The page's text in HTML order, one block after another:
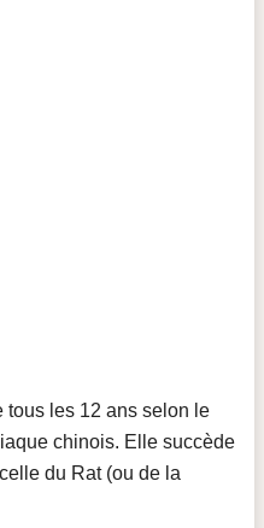
tous les 12 ans selon le
chinois. Elle succède
du Rat (ou de la